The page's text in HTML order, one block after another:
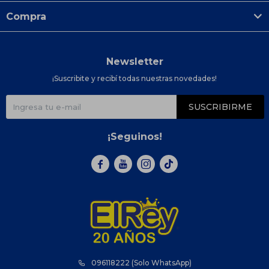
096118222 (Solo WhatsApp)
Compra
Newsletter
¡Suscribite y recibí todas nuestras novedades!
SUSCRIBIRME
¡Seguinos!
  